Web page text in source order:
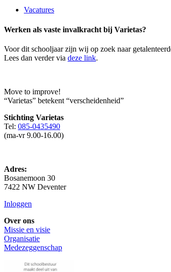
Vacatures
Werken als vaste invalkracht bij Varietas?
Voor dit schooljaar zijn wij op zoek naar
Lees dan verder via deze link.
Move to improve!
“Varietas” betekent “verscheidenheid”
Stichting Varietas
Tel: 085-0435490
(ma-vr 9.00-16.00)
Adres:
Bosanemoon 30
7422 NW Deventer
Inloggen
Over ons
Missie en visie
Organisatie
Medezeggenschap